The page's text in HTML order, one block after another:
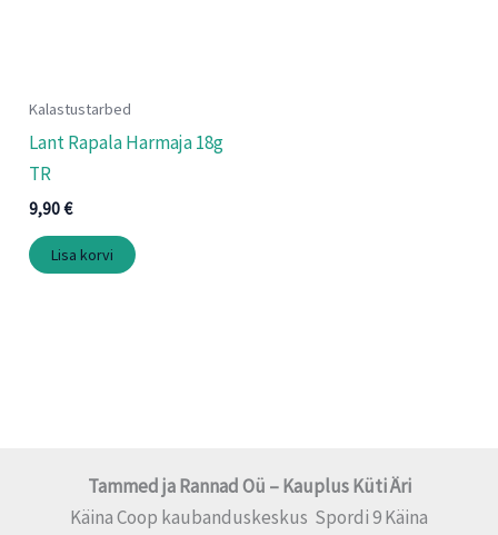
Kalastustarbed
Lant Rapala Harmaja 18g
TR
9,90€
Lisa korvi
Tammed ja Rannad Oü – Kauplus Küti Äri
Käina Coop kaubanduskeskus Spordi 9 Käina